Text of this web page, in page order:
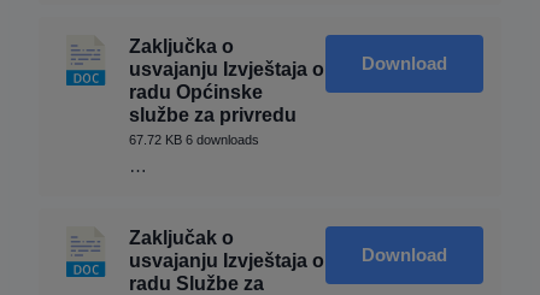
Zaključka o
usvajanju Izvještaja o
radu Općinske
službe za privredu
67.72 KB 6 downloads
…
Download
Zaključak o
usvajanju Izvještaja o
radu Službe za
Download